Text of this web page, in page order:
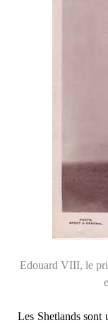
Edouard VIII, le
Les Shetlands sont